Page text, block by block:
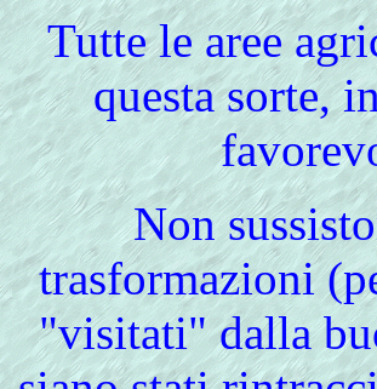
Tutte le aree
questa sorte,
Non
trasformazioni
"visitati" dalla